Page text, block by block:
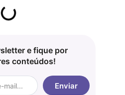
e fique por
conteúdos!
Enviar